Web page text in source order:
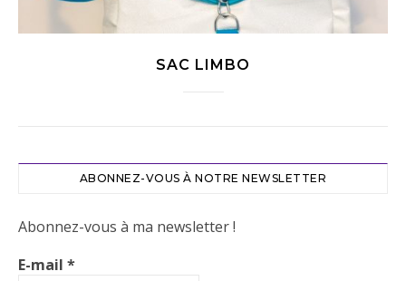
SAC LIMBO
ABONNEZ-VOUS À NOTRE NEWSLETTER
Abonnez-vous à ma newsletter !
E-mail *